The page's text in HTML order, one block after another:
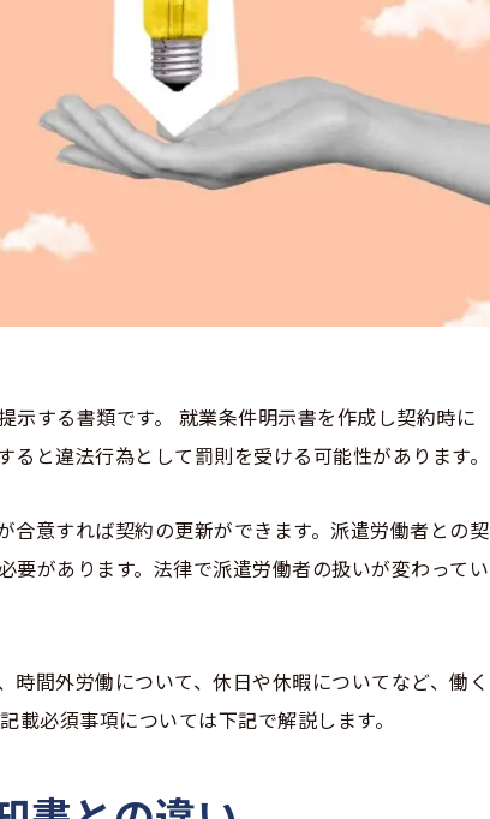
する書類です。 就業条件明示書を作成し契約時に
と違法行為として罰則を受ける可能性があります。
合意すれば契約の更新ができます。派遣労働者との契
があります。法律で派遣労働者の扱いが変わってい
間外労働について、休日や休暇についてなど、働く
必須事項については下記で解説します。